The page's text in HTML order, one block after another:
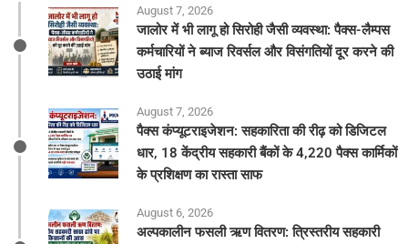
August 7, 2026
जालोर में भी लागू हो सिरोही जैसी व्यवस्था: पैक्स-लैम्पस
कर्मचारियों ने ब्याज रिवर्सल और विसंगतियों दूर करने की
उठाई मांग
August 7, 2026
पैक्स कंप्यूटराइजेशन: सहकारिता की रीढ़ को डिजिटल
धार, 18 केंद्रीय सहकारी बैंकों के 4,220 पैक्स कार्मिकों
के प्रशिक्षण का रास्ता साफ
August 6, 2026
अल्पकालीन फसली ऋण वितरण: त्रिस्तरीय सहकारी